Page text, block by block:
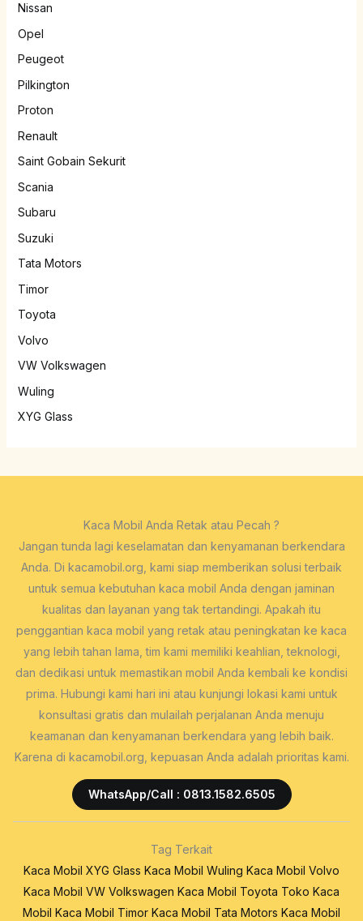
Nissan
Opel
Peugeot
Pilkington
Proton
Renault
Saint Gobain Sekurit
Scania
Subaru
Suzuki
Tata Motors
Timor
Toyota
Volvo
VW Volkswagen
Wuling
XYG Glass
Kaca Mobil Anda Retak atau Pecah ?
Jangan tunda lagi keselamatan dan kenyamanan berkendara
Anda. Di kacamobil.org, kami siap memberikan solusi terbaik
untuk semua kebutuhan kaca mobil Anda dengan jaminan
kualitas dan layanan yang tak tertandingi. Apakah itu
penggantian kaca mobil yang retak atau peningkatan ke kaca
yang lebih tahan lama, tim kami memiliki keahlian, teknologi,
dan dedikasi untuk memastikan mobil Anda kembali ke kondisi
prima. Hubungi kami hari ini atau kunjungi lokasi kami untuk
konsultasi gratis dan mulailah perjalanan Anda menuju
keamanan dan kenyamanan berkendara yang lebih baik.
Karena di kacamobil.org, kepuasan Anda adalah prioritas kami.
WhatsApp/Call : 0813.1582.6505
Tag Terkait
Kaca Mobil XYG Glass Kaca Mobil Wuling Kaca Mobil Volvo
Kaca Mobil VW Volkswagen Kaca Mobil Toyota Toko Kaca
Mobil Kaca Mobil Timor Kaca Mobil Tata Motors Kaca Mobil